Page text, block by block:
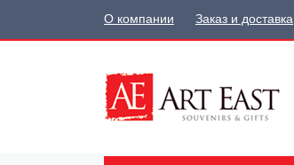
О компании Заказ и доставка